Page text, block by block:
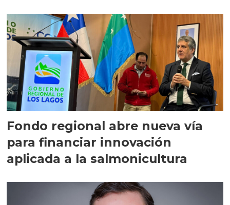
Fondo regional abre nueva vía
para financiar innovación
aplicada a la salmonicultura